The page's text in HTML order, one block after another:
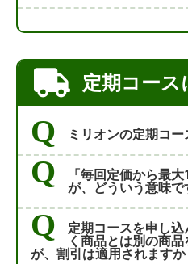
定期コース
ミリオンの定期コー
「毎回定価から最
が、どういう意味で
定期コースを申し
く商品とは別の商
が、割引は適用されますか